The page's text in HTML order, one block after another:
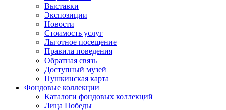
Выставки
Экспозиции
Новости
Стоимость услуг
Льготное посещение
Правила поведения
Обратная связь
Доступный музей
Пушкинская карта
Фондовые коллекции
Каталоги фондовых коллекций
Лица Победы